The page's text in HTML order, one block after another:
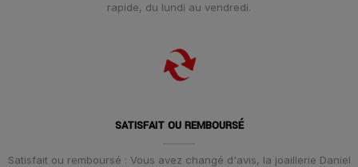
rapide, du lundi au vendredi.
SATISFAIT OU REMBOURSÉ
Satisfait ou remboursé : Vous avez changé d'avis, la joaillerie Daniel